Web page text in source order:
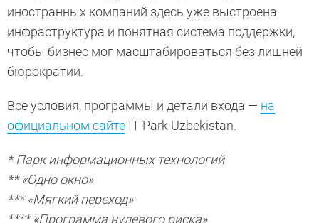
иностранных компаний здесь уже выстроена
инфраструктура и понятная система поддержки,
чтобы бизнес мог масштабироваться без лишней
бюрократии.
Все условия, программы и детали входа — на
официальном сайте IT Park Uzbekistan.
* Парк информационных технологий
** «Одно окно»
*** «Мягкий переход»
**** «Программа нулевого риска»